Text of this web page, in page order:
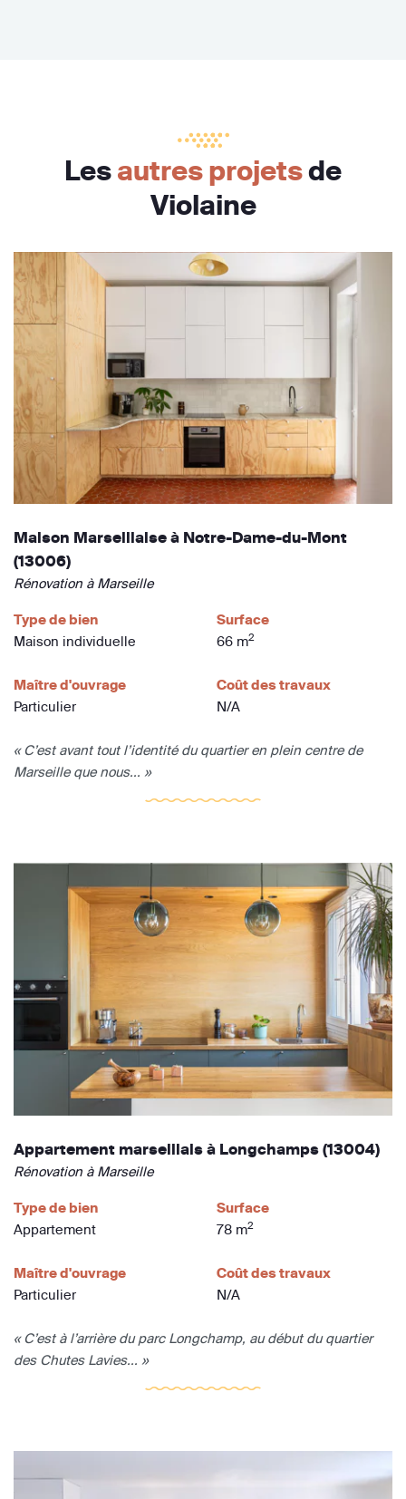
Lesautres projetsde
Violaine
Maison Marseillaise à Notre-Dame-du-Mont
(13006)
Rénovation à Marseille
Type de bien
Maison individuelle
Surface
66 m2
Maître d'ouvrage
Particulier
Coût des travaux
N/A
« C’est avant tout l’identité du quartier en plein centre de
Marseille que nous... »
Appartement marseillais à Longchamps (13004)
Rénovation à Marseille
Type de bien
Appartement
Surface
78 m2
Maître d'ouvrage
Particulier
Coût des travaux
N/A
« C’est à l’arrière du parc Longchamp, au début du quartier
des Chutes Lavies... »